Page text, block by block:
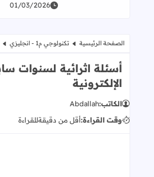
01/03/2026
الصفحة الرئيسية تكنولوجي م1 - انجليزي